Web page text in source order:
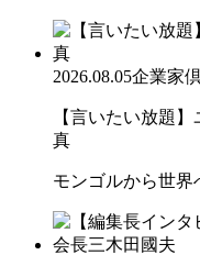
2026.08.05企業家
【言いたい放題
真
モンゴルから世界